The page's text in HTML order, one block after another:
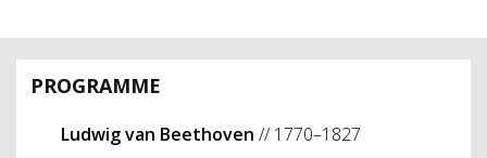
PROGRAMME
Ludwig van Beethoven // 1770–1827